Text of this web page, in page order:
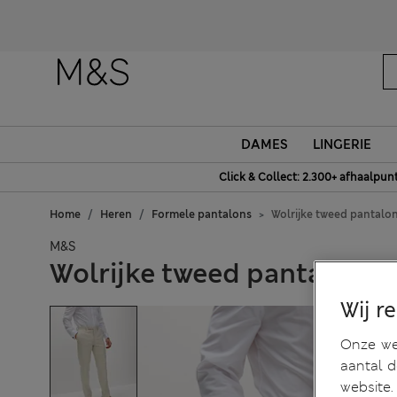
DAMES LINGERIE
Click & Collect: 2.300+
Home Heren Formele pantalons Wolrijke tweed
M&S
Wolrijke tweed pantalon
Wij
Onze
aantal